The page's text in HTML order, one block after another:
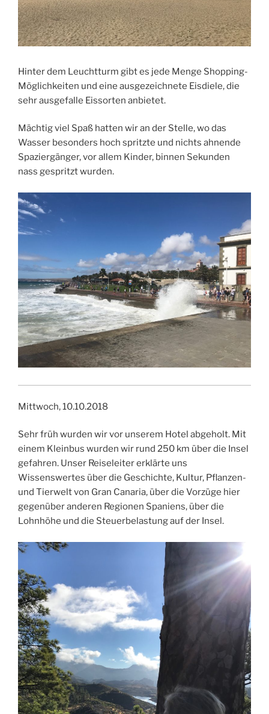
Hinter dem Leuchtturm gibt es jede Menge Shopping-
Möglichkeiten und eine ausgezeichnete Eisdiele, die
sehr ausgefalle Eissorten anbietet.
Mächtig viel Spaß hatten wir an der Stelle, wo das
Wasser besonders hoch spritzte und nichts ahnende
Spaziergänger, vor allem Kinder, binnen Sekunden
nass gespritzt wurden.
Mittwoch, 10.10.2018
Sehr früh wurden wir vor unserem Hotel abgeholt. Mit
einem Kleinbus wurden wir rund 250 km über die Insel
gefahren. Unser Reiseleiter erklärte uns
Wissenswertes über die Geschichte, Kultur, Pflanzen-
und Tierwelt von Gran Canaria, über die Vorzüge hier
gegenüber anderen Regionen Spaniens, über die
Lohnhöhe und die Steuerbelastung auf der Insel.